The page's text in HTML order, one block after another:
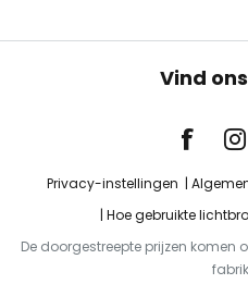
Vind
Privacy-instellingen
Hoe gebruikte
De doorgestreepte prijzen komen